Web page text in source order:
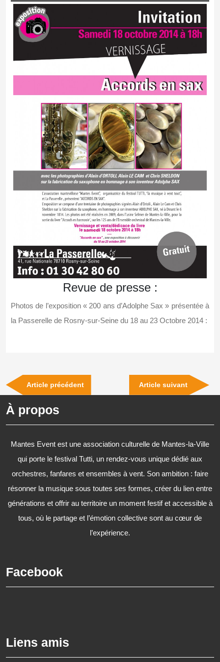
Revue de presse :
Photos de l’exposition « 200 ans d’Adolphe Sax » présentée à
la Passerelle de Rosny-sur-Seine du 18 au 23 Octobre 2014 :
Navigation
de
l’article
Article précédentPrevious
Post
Article suivant
Next
Post
À propos
Mantes Event est une association culturelle de Mantes-la-Ville
qui porte le festival Tutti, un rendez-vous unique dédié aux
orchestres, fanfares et ensembles à vent. Son ambition : faire
résonner la musique sous toutes ses formes, créer du lien entre
générations et offrir au territoire un moment festif et accessible à
tous, où le partage et l’émotion collective sont au cœur de
l’expérience.
Facebook
Liens amis